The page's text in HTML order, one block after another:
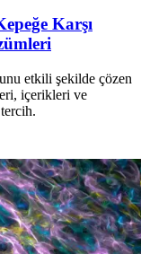
Karşı
etkili şekilde çözen
içerikleri ve